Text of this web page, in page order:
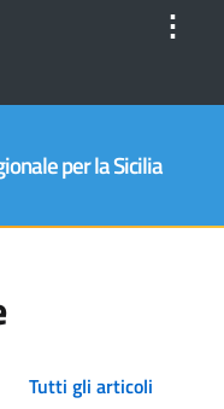
⋮
per la Sicilia
Tutti gli articoli